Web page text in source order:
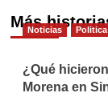
MásNoticias Politica
¿Qué
Morena en